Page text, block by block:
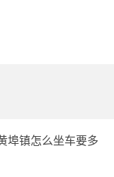
约80米到中山汽
州火车南站下，
少)(坐26站)到
埠镇怎么坐车要多